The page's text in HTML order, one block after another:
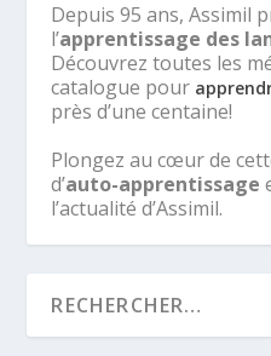
Depuis 95 ans, Assimil
l’apprentissage des
Découvrez toutes les
catalogue pour
près d’une centaine!
Plongez au cœur de
d’auto-apprentissage
l’actualité d’Assimil.